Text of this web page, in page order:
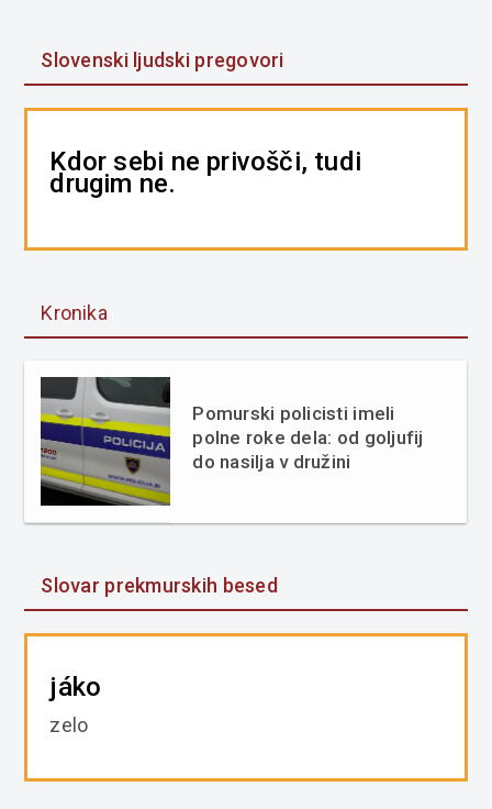
Slovenski ljudski pregovori
Kdor sebi ne privošči, tudi
drugim ne.
Kronika
Pomurski policisti imeli
polne roke dela: od goljufij
do nasilja v družini
Slovar prekmurskih besed
jáko
zelo